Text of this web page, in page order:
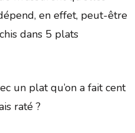
en effet, peut-être
dans 5 plats
un plat qu’on a fait cent
raté ?